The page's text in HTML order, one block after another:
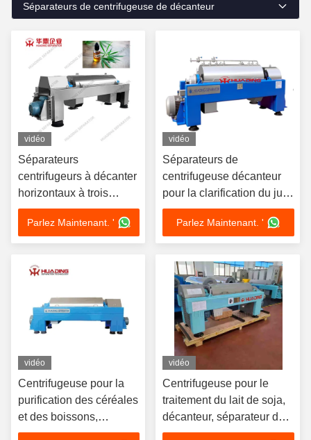
Séparateurs de centrifugeuse de décanteur
vidéo
Séparateurs
centrifugeurs à décanter
horizontaux à trois
phases pour l'extraction
de café homologués CE
Parlez Maintenant. '
vidéo
Séparateurs de
centrifugeuse décanteur
pour la clarification du jus
de malt dans l'industrie
chimique organique
Parlez Maintenant. '
vidéo
Centrifugeuse pour la
purification des céréales
et des boissons,
décanteur, séparateur
vidéo
Centrifugeuse pour le
traitement du lait de soja,
décanteur, séparateur de
centrifugeuses pour la